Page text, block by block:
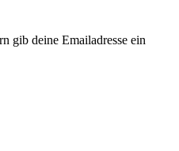
gib deine Emailadresse ein